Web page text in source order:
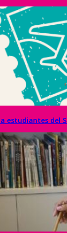
estudiantes del